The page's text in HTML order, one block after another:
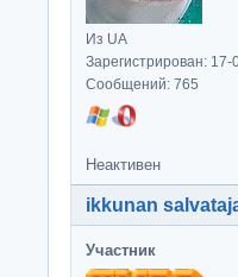
Из UA
Зарегистрирован: 17-
Сообщений: 765
Неактивен
ikkunan
Участник